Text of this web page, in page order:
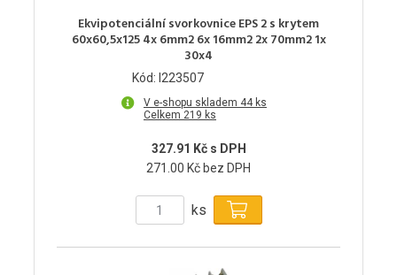
Ekvipotenciální svorkovnice EPS 2 s krytem
60x60,5x125 4x 6mm2 6x 16mm2 2x 70mm2 1x
30x4
Kód: I223507
V e-shopu skladem 44 ks
Celkem 219 ks
327.91 Kč s DPH
271.00 Kč bez DPH
ks